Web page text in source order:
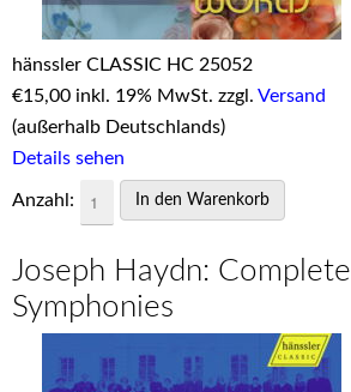
hänssler CLASSIC HC 25052
€15,00 inkl. 19% MwSt. zzgl. Versand
(außerhalb Deutschlands)
Details sehen
Anzahl:
Joseph Haydn: Complete
Symphonies